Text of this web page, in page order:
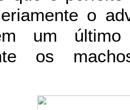
o
um último
os